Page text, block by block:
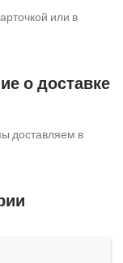
или в
о доставке
доставляем в